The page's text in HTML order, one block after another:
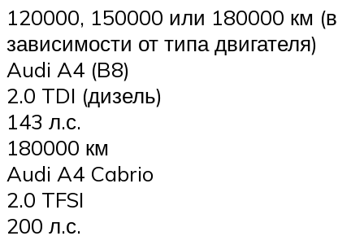
120000, 150000 или 180000 км (в
зависимости от типа двигателя)
Audi A4 (B8)
2.0 TDI (дизель)
143 л.с.
180000 км
Audi A4 Cabrio
2.0 TFSI
200 л.с.